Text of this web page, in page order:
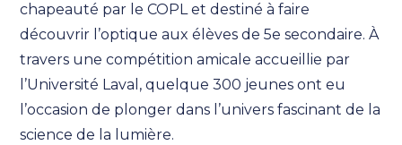
chapeauté par le COPL et destiné à faire
découvrir l’optique aux élèves de 5e secondaire. À
travers une compétition amicale accueillie par
l’Université Laval, quelque 300 jeunes ont eu
l’occasion de plonger dans l’univers fascinant de la
science de la lumière.